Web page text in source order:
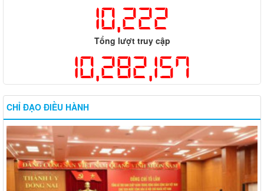
10,222
Tổng lượt truy cập
10,282,157
CHỈ ĐẠO ĐIỀU HÀNH